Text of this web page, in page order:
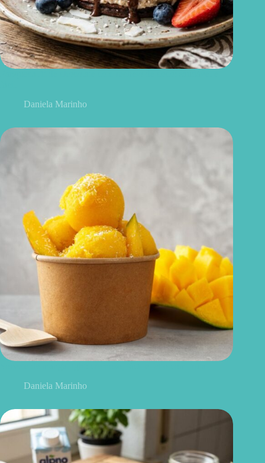
Daniela Marinho
Daniela Marinho